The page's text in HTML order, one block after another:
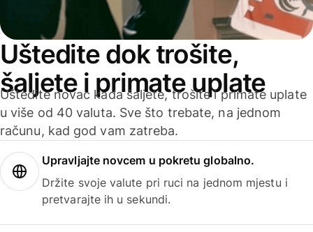
Uštedite dok trošite,
šaljete i primate uplate
Uštedite novac kada šaljete, trošite i primate uplate
u više od 40 valuta. Sve što trebate, na jednom
računu, kad god vam zatreba.
Upravljajte novcem u pokretu globalno.
Držite svoje valute pri ruci na jednom mjestu i
pretvarajte ih u sekundi.